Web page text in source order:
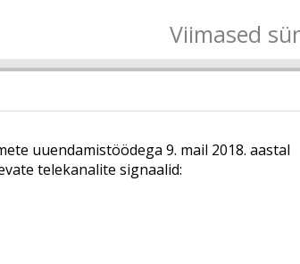
Viimased
uuendamistöödega 9. mail 2018. aastal
telekanalite signaalid: